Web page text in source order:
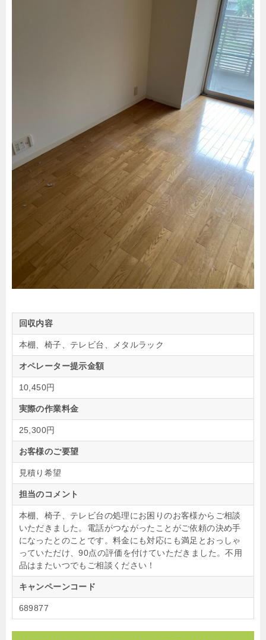
回収内容
本棚、椅子、テレビ台、メタルラック
オペレーター提示金額
10,450円
実際の作業料金
25,300円
お客様のご要望
見積り希望
担当のコメント
本棚、椅子、テレビ台の処理にお困りのお客様からご相談
いただきました。電話がつながったことがご依頼の決め手
になったとのことです。料金にも対応にも満足とおっしゃ
っていただけ、90点の評価を付けていただきました。不用
品はまたいつでもご相談ください！
キャンペーンコード
689877